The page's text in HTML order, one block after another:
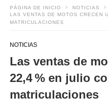
PÁGINA DE INICIO
NOTICIAS
LAS VENTAS DE MOTOS CRECEN
MATRICULACIONES
NOTICIAS
Las ventas de
22,4 % en julio
matriculaciones